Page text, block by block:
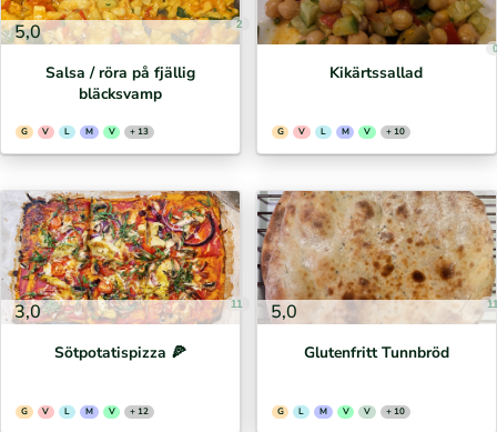
5,0 2
Salsa / röra på fjällig
bläcksvamp
G V L M V + 13
Kikärtssallad
G V L M V + 10
3,0 11
Sötpotatispizza 🍕⁣
G V L M V + 12
5,0
Glutenfritt Tunnbröd
G L M V V + 10